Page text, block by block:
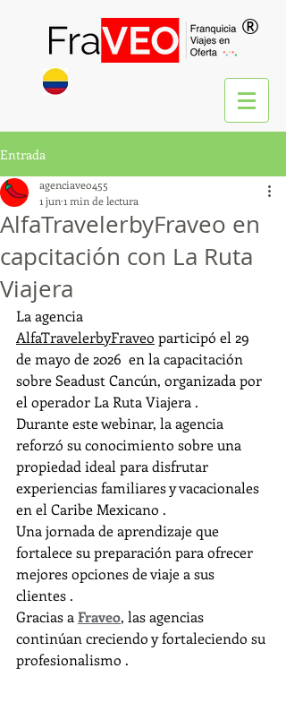
®
Entrada
AlfaTravelerbyFraveo en
capcitación con La Ruta
Viajera
agenciaveo455
1 jun1 min de lectura
La agencia
AlfaTravelerbyFraveo participó el 29
de mayo de 2026  en la capacitación
sobre Seadust Cancún, organizada por
el operador La Ruta Viajera .
Durante este webinar, la agencia
reforzó su conocimiento sobre una
propiedad ideal para disfrutar
experiencias familiares y vacacionales
en el Caribe Mexicano .
Una jornada de aprendizaje que
fortalece su preparación para ofrecer
mejores opciones de viaje a sus
clientes .
Gracias a Fraveo, las agencias
continúan creciendo y fortaleciendo su
profesionalismo .